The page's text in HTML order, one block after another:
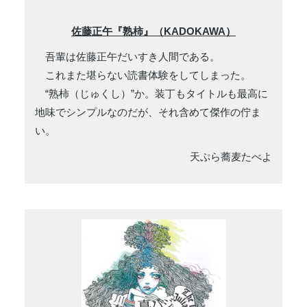
佐藤正午『熟柿』（KADOKAWA）
吾輩は佐藤正午だいすき人間である。
これまた堪らない読書体験をしてしまった。
“熟柿（じゅくし）”か。装丁もタイトルも最高に
地味でシンプルなのだが、それ含めて傑作の佇ま
い。
天ぷら蕎麦たべよ